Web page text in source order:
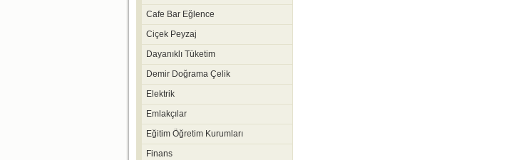
Cafe Bar Eğlence
Ciçek Peyzaj
Dayanıklı Tüketim
Demir Doğrama Çelik
Elektrik
Emlakçılar
Eğitim Öğretim Kurumları
Finans